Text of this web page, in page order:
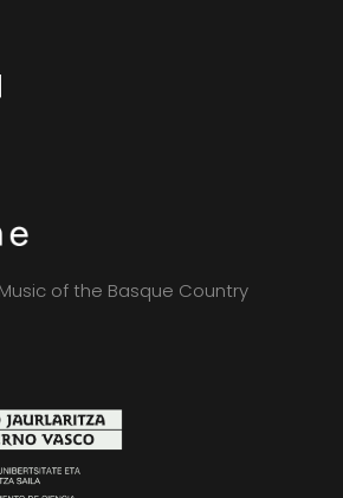
of the Basque Country